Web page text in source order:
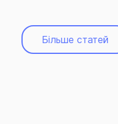
Більше статей